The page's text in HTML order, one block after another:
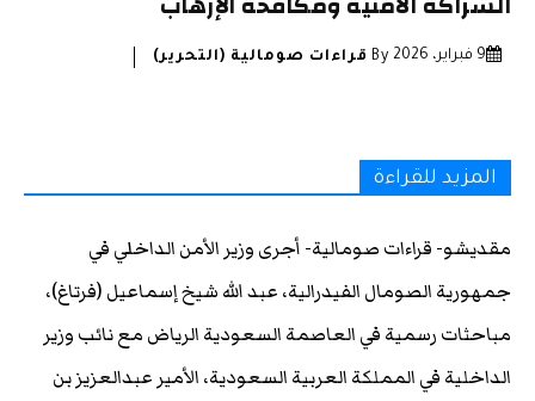
9 فبراير، 2026 By قراءات صومالية (التحرير)
المزيد للقراءة
مقديشو- قراءات صومالية- أجرى وزير الأمن الداخلي في
جمهورية الصومال الفيدرالية، عبد الله شيخ إسماعيل (فرتاغ)،
مباحثات رسمية في العاصمة السعودية الرياض مع نائب وزير
الداخلية في المملكة العربية السعودية، الأمير عبدالعزيز بن